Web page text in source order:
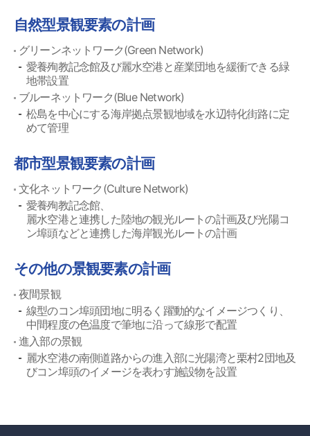
自然型景観要素の計画
グリーンネットワーク(Green Network)
愛養殉教記念館及び麗水空港と産業団地を緩衝できる緑
地帯設置
ブルーネットワーク(Blue Network)
松島を中心にする海岸拠点景観地域を水辺特化街路に定
めて管理
都市型景観要素の計画
文化ネットワーク(Culture Network)
愛養殉教記念館、
麗水空港と連携した陸地の観光ルートの計画及び光陽コ
ン埠頭などと連携した海岸観光ルートの計画
その他の景観要素の計画
夜間景観
線型のコン埠頭団地に明るく躍動的なイメージつくり、
中間程度の色温度で筆地に沿って線形で配置
進入部の景観
麗水空港の南側道路からの進入部に光陽湾と栗村2団地及
びコン埠頭のイメージを表わす施設物を設置